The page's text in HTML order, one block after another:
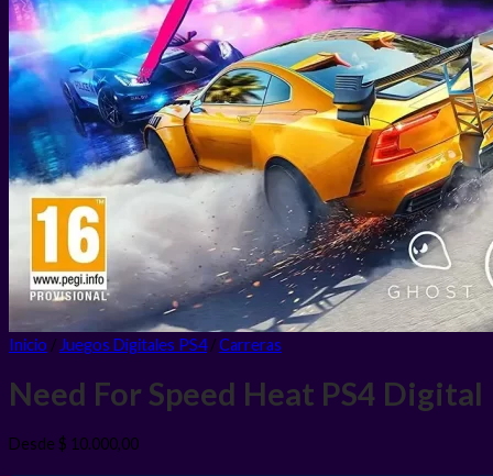
Inicio / Juegos Digitales PS4 /Carreras
Need For Speed Heat PS4 Digital
Desde $ 10.000,00